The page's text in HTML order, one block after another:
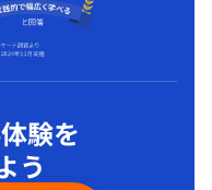
験を
う